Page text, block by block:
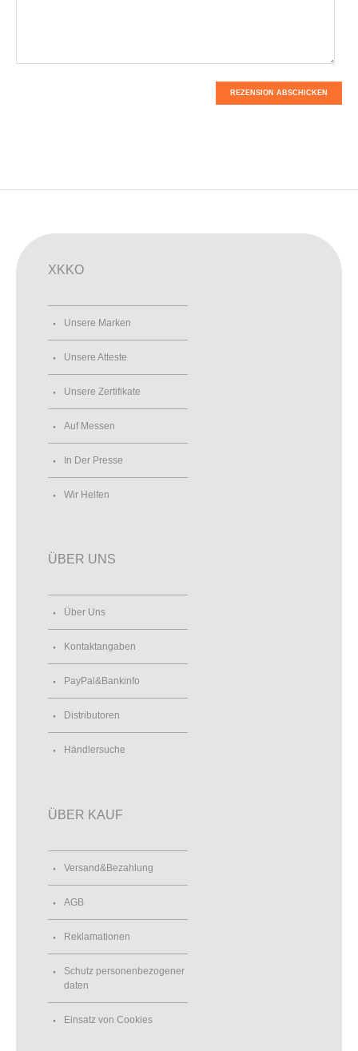
REZENSION ABSCHICKEN
XKKO
Unsere Marken
Unsere Atteste
Unsere Zertifikate
Auf Messen
In Der Presse
Wir Helfen
ÜBER UNS
Über Uns
Kontaktangaben
PayPal&Bankinfo
Distributoren
Händlersuche
ÜBER KAUF
Versand&Bezahlung
AGB
Reklamationen
Schutz personenbezogener
daten
Einsatz von Cookies